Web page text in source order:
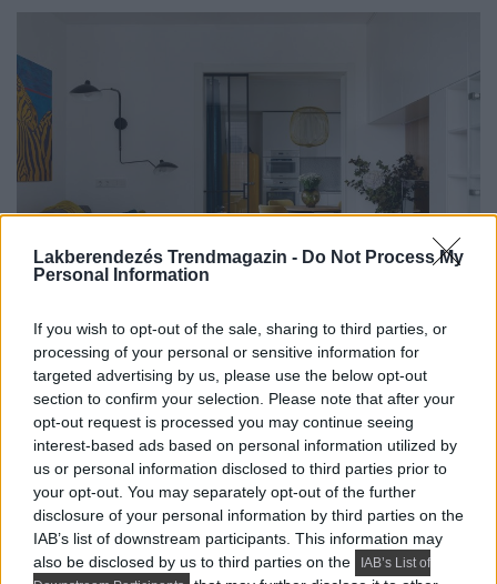
Lakberendezés Trendmagazin - Do Not Process My
Personal Information
If you wish to opt-out of the sale, sharing to third parties, or
processing of your personal or sensitive information for
targeted advertising by us, please use the below opt-out
section to confirm your selection. Please note that after your
opt-out request is processed you may continue seeing
interest-based ads based on personal information utilized by
us or personal information disclosed to third parties prior to
your opt-out. You may separately opt-out of the further
disclosure of your personal information by third parties on the
IAB’s list of downstream participants. This information may
also be disclosed by us to third parties on the
IAB’s List of
A tervező egy élettel teli, mid‑century modern
(századközepi modern) jegyeket viselő, színes, pozitív
hangulatot sugárzó enteriőrt...
ELOLVASOM DETAILS
HÍREK, TREND, STÍLUS ÉS DESIGN
Fiatal nő és egy fekete macska: